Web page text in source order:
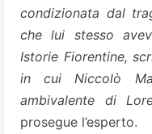
condizionata dal
che lui stesso
Istorie Fiorentine,
in cui Niccolò
ambivalente di
prosegue l’esperto.